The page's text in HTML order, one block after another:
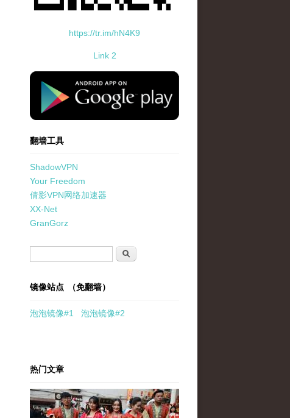
https://tr.im/hN4K9
Link 2
standard-icon-googleplay-app-store.png
翻墙工具
ShadowVPN
Your Freedom
倩影VPN网络加速器
XX-Net
GranGorz
搜索
镜像站点 （免翻墙）
泡泡镜像#1 泡泡镜像#2
热门文章